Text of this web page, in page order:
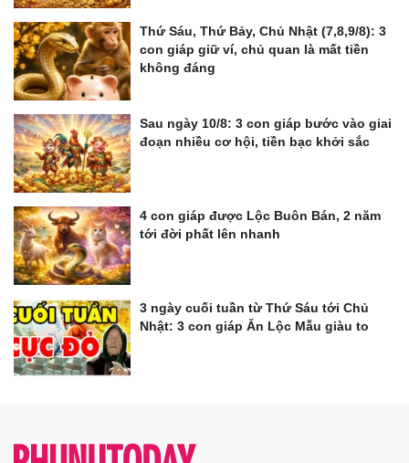
Thứ Sáu, Thứ Bảy, Chủ Nhật (7,8,9/8): 3
con giáp giữ ví, chủ quan là mất tiền
không đáng
Sau ngày 10/8: 3 con giáp bước vào giai
đoạn nhiều cơ hội, tiền bạc khởi sắc
4 con giáp được Lộc Buôn Bán, 2 năm
tới đời phất lên nhanh
3 ngày cuối tuần từ Thứ Sáu tới Chủ
Nhật: 3 con giáp Ăn Lộc Mẫu giàu to